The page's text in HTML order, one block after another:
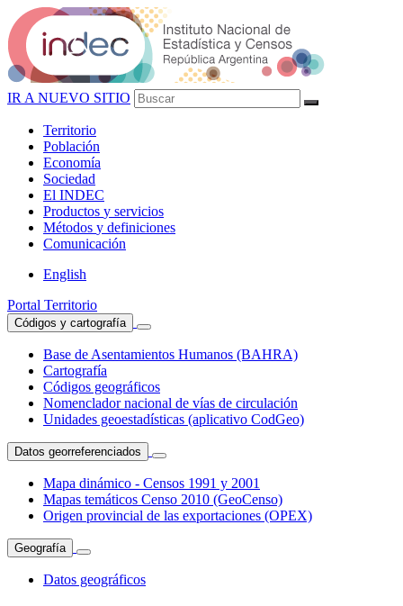
IR A NUEVO SITIO
Territorio
Población
Economía
Sociedad
El INDEC
Productos y servicios
Métodos y definiciones
Comunicación
English
Portal Territorio
Códigos y cartografía
Base de Asentamientos Humanos (BAHRA)
Cartografía
Códigos geográficos
Nomenclador nacional de vías de circulación
Unidades geoestadísticas (aplicativo CodGeo)
Datos georreferenciados
Mapa dinámico - Censos 1991 y 2001
Mapas temáticos Censo 2010 (GeoCenso)
Origen provincial de las exportaciones (OPEX)
Geografía
Datos geográficos